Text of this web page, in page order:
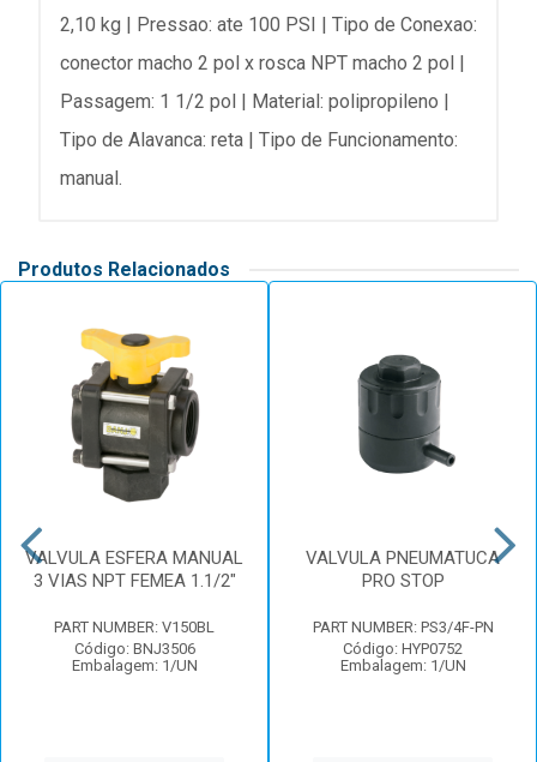
2,10 kg | Pressao: ate 100 PSI | Tipo de Conexao:
conector macho 2 pol x rosca NPT macho 2 pol |
Passagem: 1 1/2 pol | Material: polipropileno |
Tipo de Alavanca: reta | Tipo de Funcionamento:
manual.
Produtos Relacionados
VALVULA ESFERA MANUAL
3 VIAS NPT FEMEA 1.1/2"
PART NUMBER: V150BL
Código: BNJ3506
Embalagem: 1/UN
VALVULA PNEUMATUCA
PRO STOP
PART NUMBER: PS3/4F-PN
Código: HYP0752
Embalagem: 1/UN